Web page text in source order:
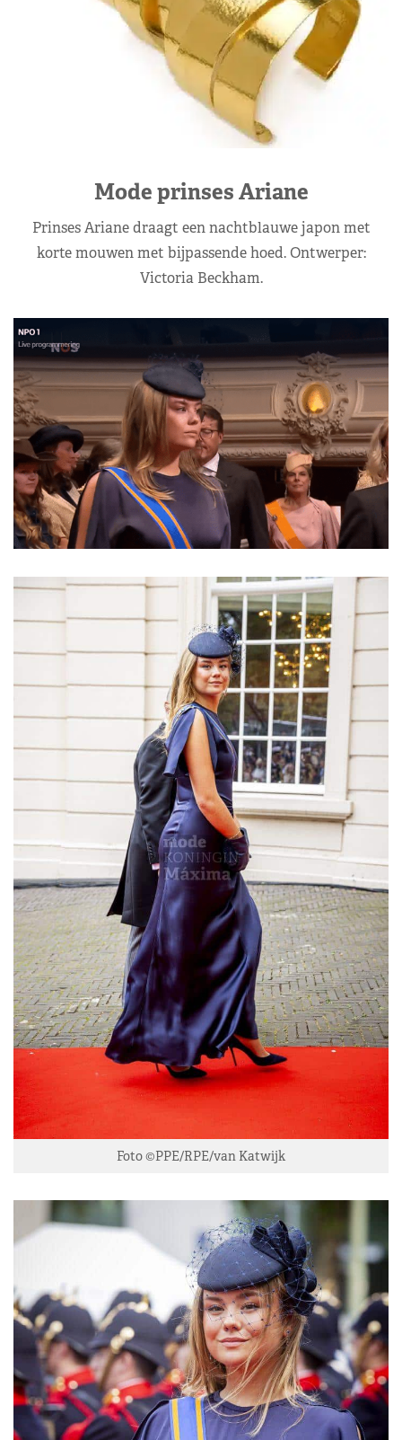
Mode prinses Ariane
Prinses Ariane draagt een nachtblauwe japon met
korte mouwen met bijpassende hoed. Ontwerper:
Victoria Beckham.
Foto ©PPE/RPE/van Katwijk